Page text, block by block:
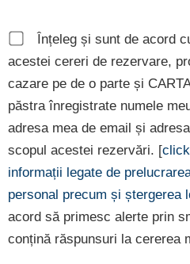
Înțeleg și sunt de acord
acestei cereri de rezervare,
cazare pe de o parte și
păstra înregistrate numele
adresa mea de email și
scopul acestei rezervări. [
informații legate de
personal precum și ștergerea
acord să primesc alerte prin
conțină răspunsuri la cererea